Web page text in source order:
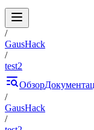
/
GausHack
/
test2
Обзор
/
GausHack
/